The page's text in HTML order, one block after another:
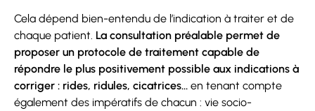
Cela dépend bien-entendu de l’indication à traiter et de
chaque patient. La consultation préalable permet de
proposer un protocole de traitement capable de
répondre le plus positivement possible aux indications à
corriger : rides, ridules, cicatrices… en tenant compte
également des impératifs de chacun : vie socio-